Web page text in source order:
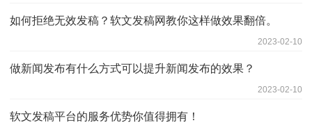
如何拒绝无效发稿？软文发稿网教你这样做效果翻倍。
2023-02-10
做新闻发布有什么方式可以提升新闻发布的效果？
2023-02-10
软文发稿平台的服务优势你值得拥有！